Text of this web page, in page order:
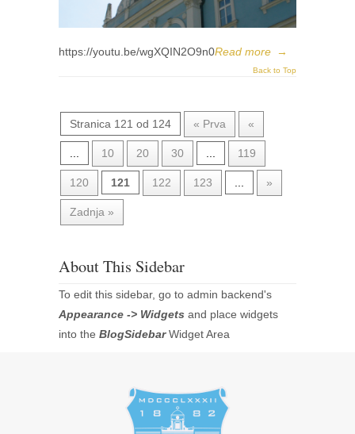
https://youtu.be/wgXQIN2O9n0Read more →
Back to Top
Stranica 121 od 124 « Prva «
... 10 20 30 ... 119
120 121 122 123 ... »
Zadnja »
About This Sidebar
To edit this sidebar, go to admin backend's
Appearance -> Widgets and place widgets
into the BlogSidebarWidget Area